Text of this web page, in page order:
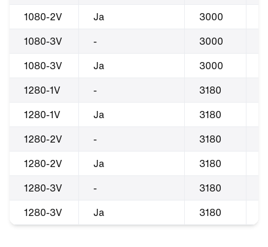
1080-2V
Ja 3000
1080-3V
- 3000
1080-3V
Ja 3000
1280-1V
- 3180
1280-1V
Ja 3180
1280-2V
- 3180
1280-2V
Ja 3180
1280-3V
- 3180
1280-3V
Ja 3180